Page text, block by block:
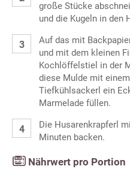
große Stücke
und die Kugeln in den
Auf das mit
und mit dem kleinen
Kochlöffelstiel in der
diese Mulde mit
Tiefkühlsackerl ein
Marmelade füllen.
Die Husarenkrapferl
Minuten backen.
Nährwert pro Portion